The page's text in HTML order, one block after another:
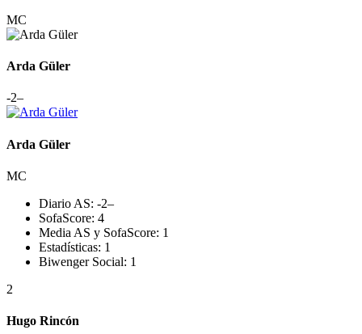
MC
Arda Güler
-2–
Arda Güler
MC
Diario AS: -2–
SofaScore: 4
Media AS y SofaScore: 1
Estadísticas: 1
Biwenger Social: 1
2
Hugo Rincón